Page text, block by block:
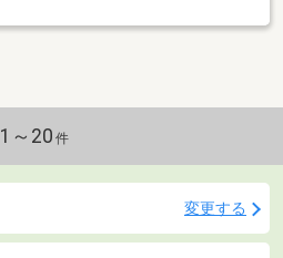
1～20 件
変更する